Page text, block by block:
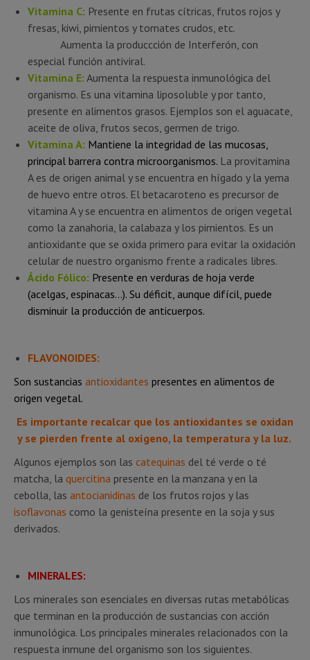
Vitamina C: Presente en frutas cítricas, frutos rojos y
fresas, kiwi, pimientos y tomates crudos, etc.
Aumenta la produccción de Interferón, con
especial función antiviral.
Vitamina E: Aumenta la respuesta inmunológica del
organismo. Es una vitamina liposoluble y por tanto,
presente en alimentos grasos. Ejemplos son el aguacate,
aceite de oliva, frutos secos, germen de trigo.
Vitamina A: Mantiene la integridad de las mucosas,
principal barrera contra microorganismos. La provitamina
A es de origen animal y se encuentra en hígado y la yema
de huevo entre otros. El betacaroteno es precursor de
vitamina A y se encuentra en alimentos de origen vegetal
como la zanahoria, la calabaza y los pimientos. Es un
antioxidante que se oxida primero para evitar la oxidación
celular de nuestro organismo frente a radicales libres.
Ácido Fólico: Presente en verduras de hoja verde
(acelgas, espinacas…). Su déficit, aunque difícil, puede
disminuir la producción de anticuerpos.
FLAVONOIDES:
Son sustancias antioxidantes presentes en alimentos de
origen vegetal.
Es importante recalcar que los antioxidantes se oxidan
y se pierden frente al oxígeno, la temperatura y la luz.
Algunos ejemplos son las catequinas del té verde o té
matcha, la quercitina presente en la manzana y en la
cebolla, las antocianidinas de los frutos rojos y las
isoflavonas como la genisteína presente en la soja y sus
derivados.
MINERALES:
Los minerales son esenciales en diversas rutas metabólicas
que terminan en la producción de sustancias con acción
inmunológica. Los principales minerales relacionados con la
respuesta inmune del organismo son los siguientes.